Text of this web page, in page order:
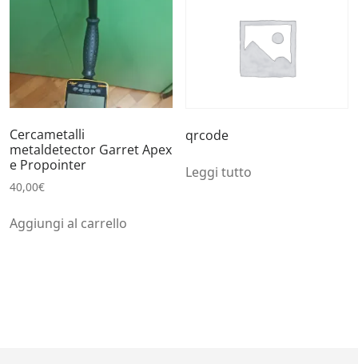
Cercametalli
metaldetector Garret Apex
e Propointer
40,00€
Aggiungi al carrello
qrcode
Leggi tutto